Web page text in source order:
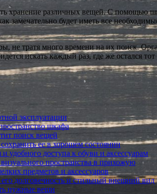
хранение различных вещей. С помощью
замечательно будет иметь все
не тратя много времени на их поиск.
искать каждый раз, где же остался
эксплуатации
шкафа
поиск вещей
ее в хорошем состоянии
доступа к обуви и аксессуарам
пространства в прихожую
предметов и аксессуаров
долговечность и стильный внешний вид
нужные вещи